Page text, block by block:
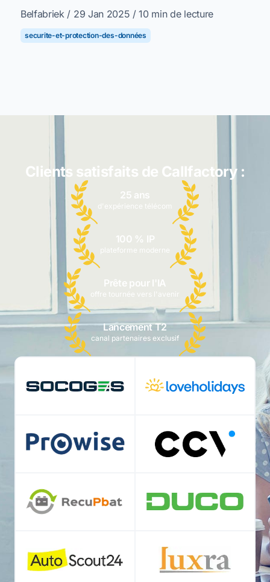
Belfabriek / 29 Jan 2025 / 10 min de lecture
securite-et-protection-des-données
Clients satisfaits de Callfactory :
25 ans
d'expérience télécom
100 % IP
plateforme moderne
Prête pour l'IA
offre tournée vers l'avenir
Lancement T2
canal partenaires exclusif